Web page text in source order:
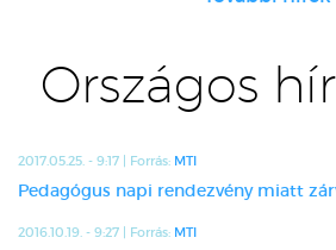
Országos
2017.05.25. - 9:17 | Forrás: MTI
Pedagógus napi rendezvény miatt
2016.10.19. - 9:27 | Forrás: MTI